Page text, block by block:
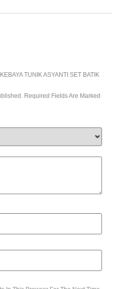
TUNIK ASYANTI SET BATIK
Required Fields Are Marked